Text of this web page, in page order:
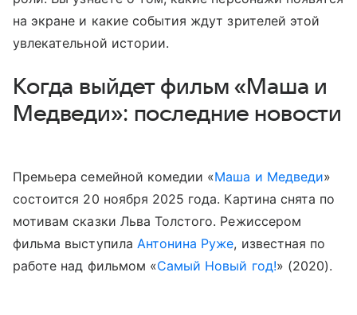
на экране и какие события ждут зрителей этой
увлекательной истории.
Когда выйдет фильм «Маша и
Медведи»: последние новости
Премьера семейной комедии «Маша и Медведи»
состоится 20 ноября 2025 года. Картина снята по
мотивам сказки Льва Толстого. Режиссером
фильма выступила Антонина Руже, известная по
работе над фильмом «Самый Новый год!» (2020).